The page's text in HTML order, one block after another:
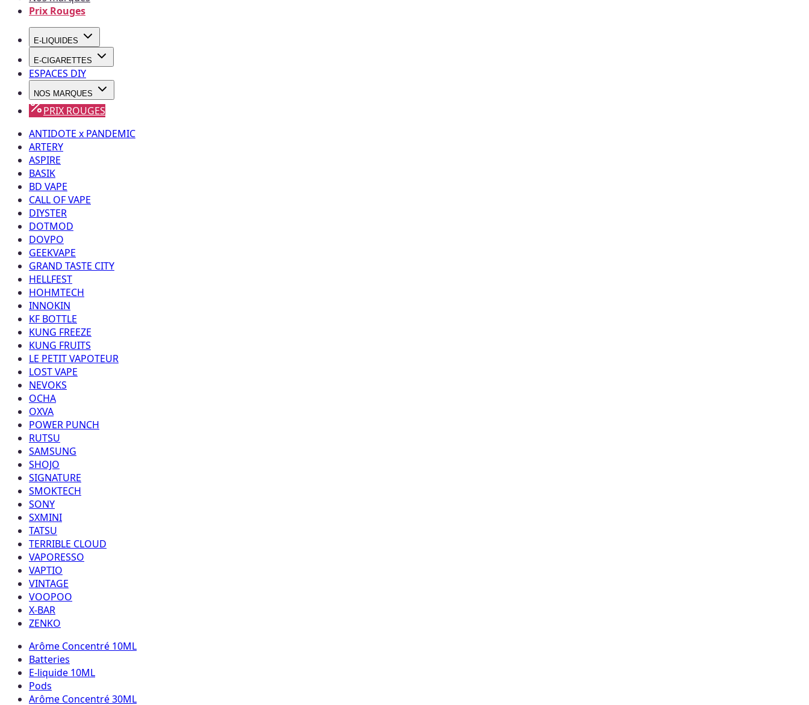
Prix Rouges
E-LIQUIDES
E-CIGARETTES
ESPACES DIY
NOS MARQUES
PRIX ROUGES
ANTIDOTE x PANDEMIC
ARTERY
ASPIRE
BASIK
BD VAPE
CALL OF VAPE
DIYSTER
DOTMOD
DOVPO
GEEKVAPE
GRAND TASTE CITY
HELLFEST
HOHMTECH
INNOKIN
KF BOTTLE
KUNG FREEZE
KUNG FRUITS
LE PETIT VAPOTEUR
LOST VAPE
NEVOKS
OCHA
OXVA
POWER PUNCH
RUTSU
SAMSUNG
SHOJO
SIGNATURE
SMOKTECH
SONY
SXMINI
TATSU
TERRIBLE CLOUD
VAPORESSO
VAPTIO
VINTAGE
VOOPOO
X-BAR
ZENKO
Arôme Concentré 10ML
Batteries
E-liquide 10ML
Pods
Arôme Concentré 30ML